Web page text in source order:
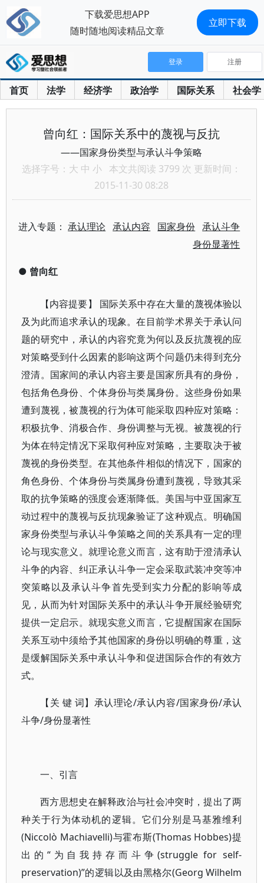
首页 法学 经济学 政治学 国际关系 社会学
登录 注册
曾向红：国际关系中的蔑视与反抗
——国家身份类型与承认斗争策略
选择字号： 大 中 小 本文共阅读 3799 次 更新时间：
2015-11-30 08:28
进入专题：承认理论 承认内容 国家身份 承认斗争
身份显著性
● 曾向红
【内容提要】 国际关系中存在大量的蔑视体验以
及为此而追求承认的现象。在目前学术界关于承认问
题的研究中，承认的内容究竟为何以及反抗蔑视的应
对策略受到什么因素的影响这两个问题仍未得到充分
澄清。国家间的承认内容主要是国家所具有的身份，
包括角色身份、个体身份与类属身份。这些身份如果
遭到蔑视，被蔑视的行为体可能采取四种应对策略：
积极抗争、消极合作、身份调整与无视。被蔑视的行
为体在特定情况下采取何种应对策略，主要取决于被
蔑视的身份类型。在其他条件相似的情况下，国家的
角色身份、个体身份与类属身份遭到蔑视，导致其采
取的抗争策略的强度会逐渐降低。美国与中亚国家互
动过程中的蔑视与反抗现象验证了这种观点。明确国
家身份类型与承认斗争策略之间的关系具有一定的理
论与现实意义。就理论意义而言，这有助于澄清承认
斗争的内容、纠正承认斗争一定会采取武装冲突等冲
突策略以及承认斗争首先受到实力分配的影响等成
见，从而为针对国际关系中的承认斗争开展经验研究
提供一定启示。就现实意义而言，它提醒国家在国际
关系互动中须给予其他国家的身份以明确的尊重，这
是缓解国际关系中承认斗争和促进国际合作的有效方
式。
【关 键 词】承认理论/承认内容/国家身份/承认
斗争/身份显著性
一、引言
西方思想史在解释政治与社会冲突时，提出了两
种关于行为体动机的逻辑。它们分别是马基雅维利
(Niccolò Machiavelli)与霍布斯(Thomas Hobbes)提
出的“为自我持存而斗争(struggle for self-
preservation)”的逻辑以及由黑格尔(Georg Wilhelm
下载爱思想APP
随时随地阅读精品文章
立即下载